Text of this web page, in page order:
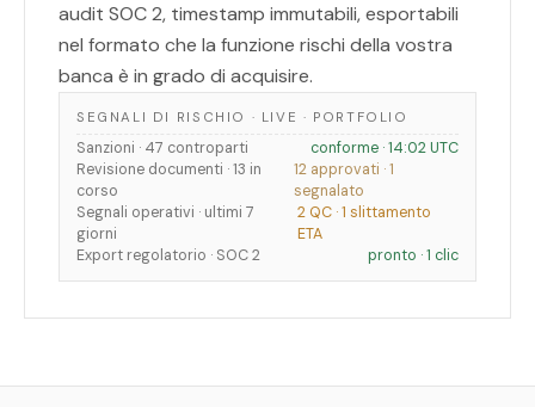
audit SOC 2, timestamp immutabili, esportabili
nel formato che la funzione rischi della vostra
banca è in grado di acquisire.
SEGNALI DI RISCHIO · LIVE · PORTFOLIO
Sanzioni · 47 controparti
conforme · 14:02 UTC
Revisione documenti · 13 in
corso
12 approvati · 1
segnalato
Segnali operativi · ultimi 7
giorni
2 QC · 1 slittamento
ETA
Export regolatorio · SOC 2
pronto · 1 clic